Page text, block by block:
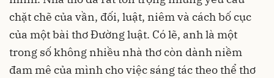
chặt chẽ của vần, đối, luật, niêm và cách bố cục
của một bài thơ Đường luật. Có lẽ, anh là một
trong số không nhiều nhà thơ còn dành niềm
đam mê của mình cho việc sáng tác theo thể thơ